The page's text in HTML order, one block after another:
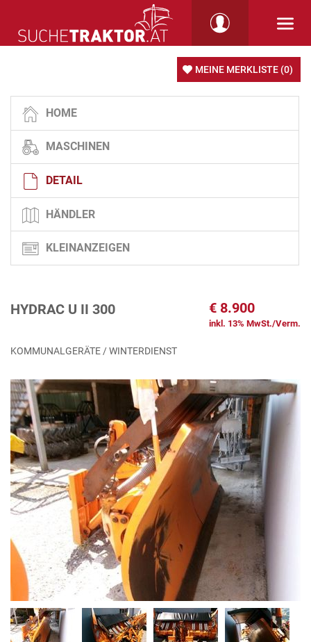
MEINE MERKLISTE (0)
HOME
MASCHINEN
DETAIL
HÄNDLER
KLEINANZEIGEN
HYDRAC U II 300 € 8.900
inkl. 13% MwSt./Verm.
KOMMUNALGERÄTE / WINTERDIENST